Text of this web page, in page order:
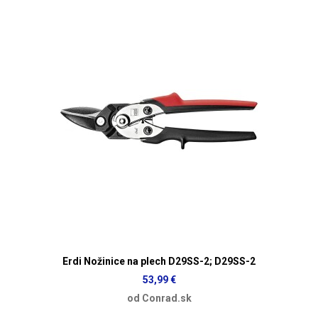
Erdi Nožinice na plech D29SS-2; D29SS-2
53,99 €
od Conrad.sk